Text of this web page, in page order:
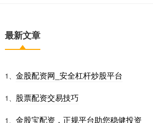
最新文章
1、 金股配资网_安全杠杆炒股平台
1、 股票配资交易技巧
1、 金股宝配资，正规平台助您稳健投资